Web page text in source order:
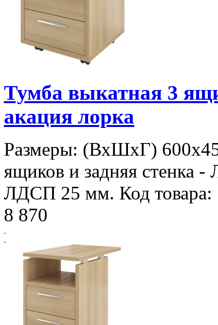
Тумба выкатная 3
акация лорка
Размеры: (ВхШхГ)
ящиков и задняя стенка
ЛДСП 25 мм. Код товара:
8 870